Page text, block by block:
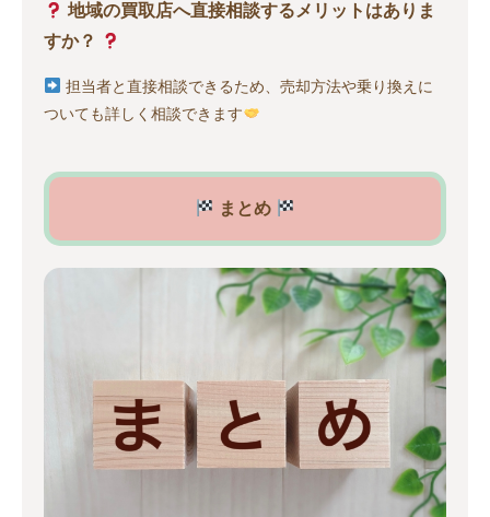
地域の買取店へ直接相談するメリットはありま
すか？
担当者と直接相談できるため、売却方法や乗り換えに
ついても詳しく相談できます
まとめ